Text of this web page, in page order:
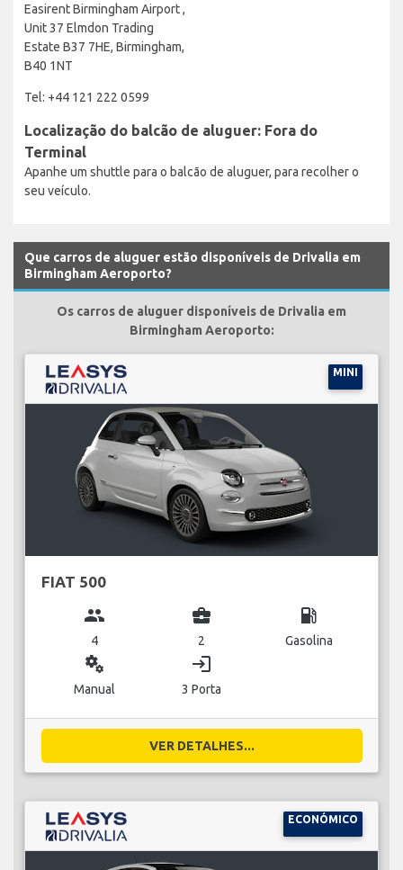
Easirent Birmingham Airport ,
Unit 37 Elmdon Trading
Estate B37 7HE, Birmingham,
B40 1NT
Tel: +44 121 222 0599
Localização do balcão de aluguer: Fora do
Terminal
Apanhe um shuttle para o balcão de aluguer, para recolher o
seu veículo.
Que carros de aluguer estão disponíveis de Drivalia em
Birmingham Aeroporto?
Os carros de aluguer disponíveis de Drivalia em
Birmingham Aeroporto:
MINI
FIAT 500
group
4
business_center
2
local_gas_station
Gasolina
miscellaneous_services
Manual
login
3 Porta
VER DETALHES...
ECONÓMICO